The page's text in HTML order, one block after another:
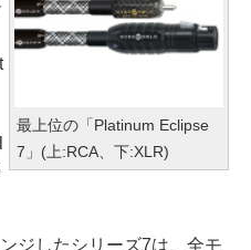
最上位の「Platinum Eclipse
7」(上:RCA、下:XLR)
ジしたシリーズ7は、全モ